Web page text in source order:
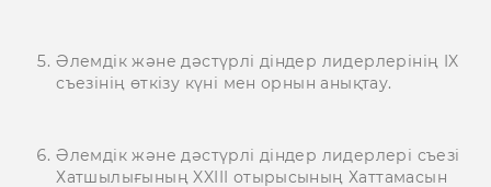
Әлемдік және дәстүрлі діндер лидерлерінің IX
съезінің өткізу күні мен орнын анықтау.
Әлемдік және дәстүрлі діндер лидерлері съезі
Хатшылығының XXIII отырысының Хаттамасын